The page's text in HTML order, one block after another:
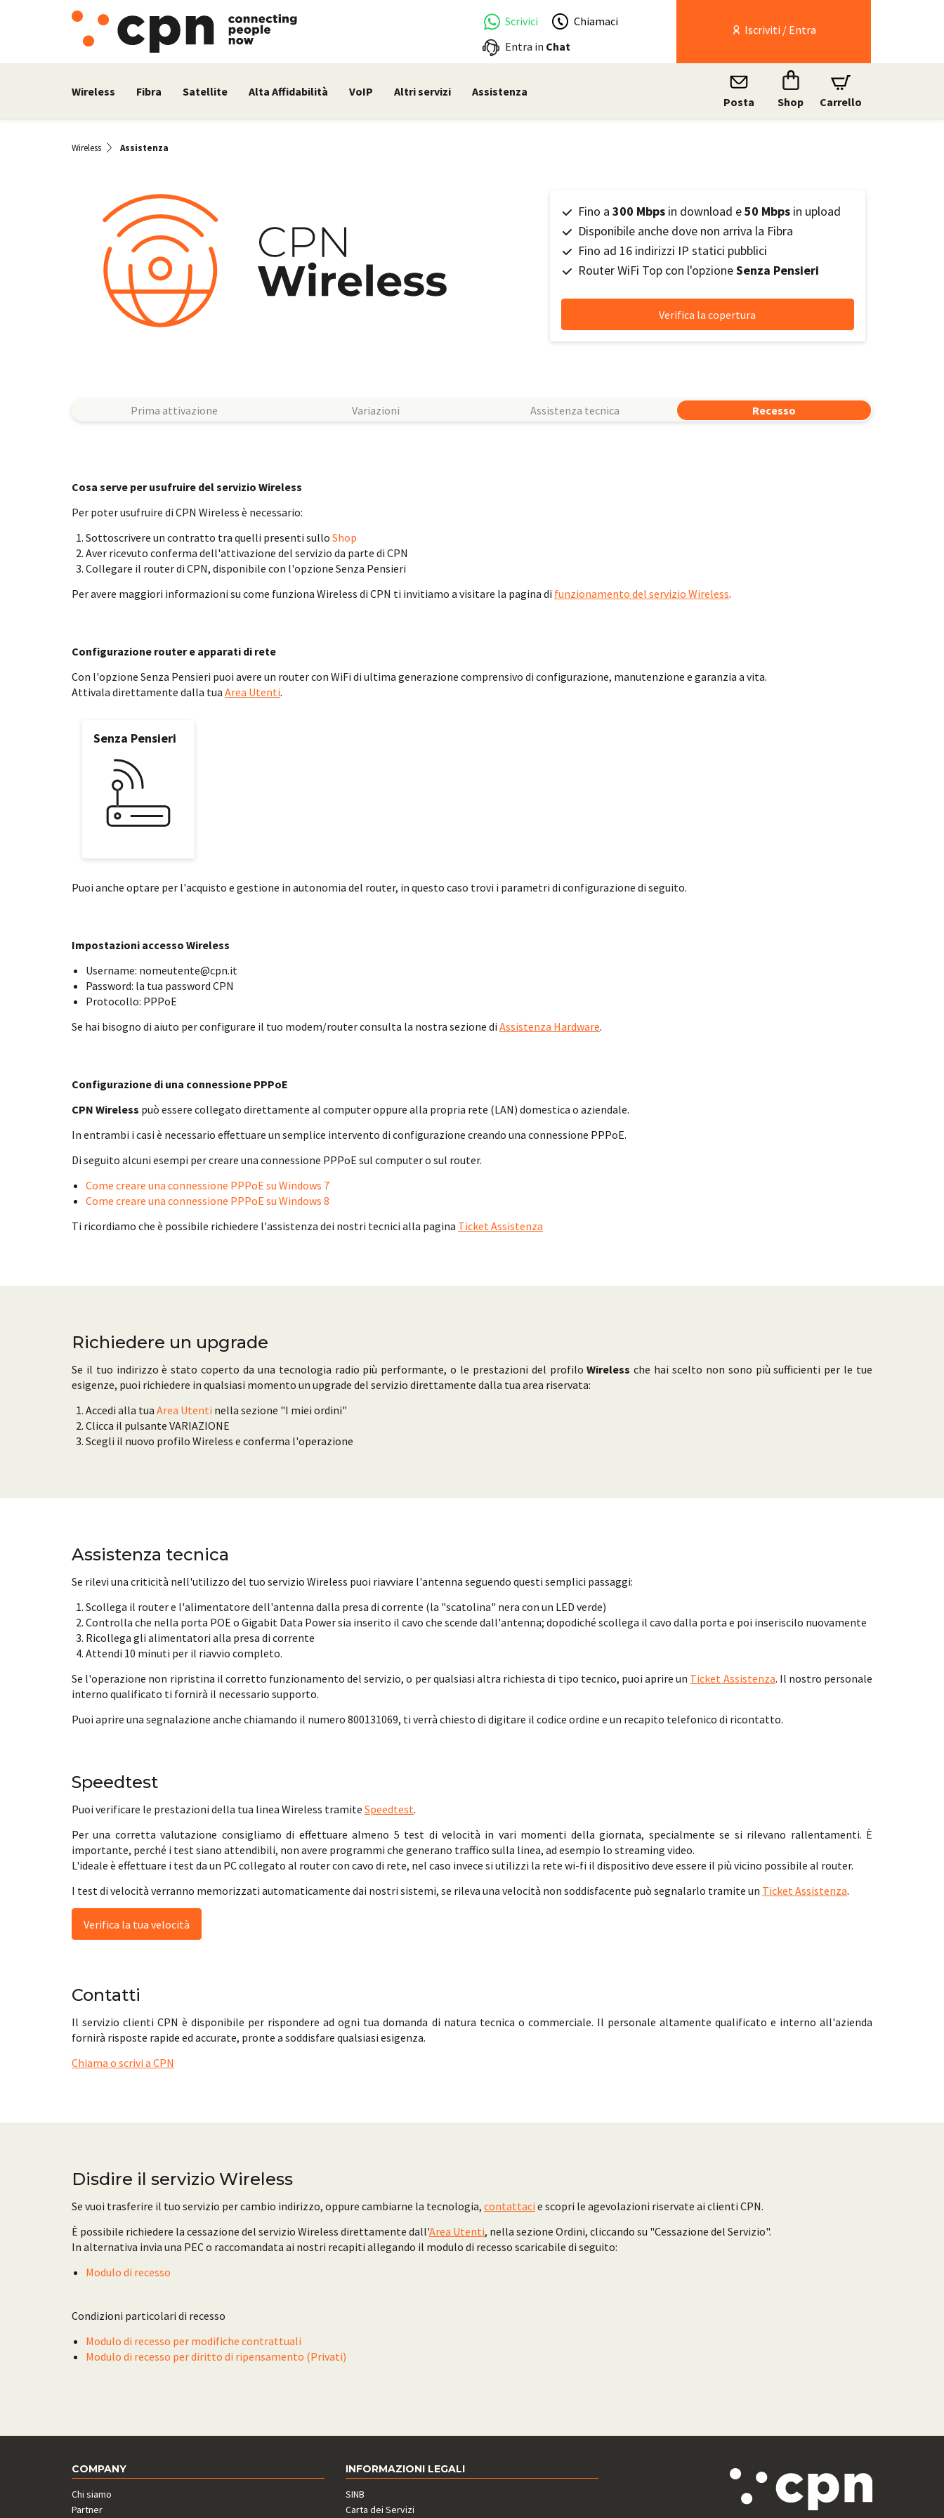
Scrivici
Chiamaci
Entra in Chat
Iscriviti / Entra
Wireless Fibra Satellite Alta Affidabilità VoIP Altri servizi Assistenza
Posta Shop Carrello
Wireless Assistenza
Fino a 300 Mbpsin download e50 Mbpsin upload
Disponibile anche dove non arriva la Fibra
Fino ad 16 indirizzi IP statici pubblici
Router WiFi Top con l'opzioneSenza Pensieri
Verifica la copertura
Prima attivazione Variazioni Assistenza tecnica Recesso
Cosa serve per usufruire del servizio Wireless
Per poter usufruire di CPN Wireless è necessario:
Sottoscrivere un contratto tra quelli presenti sullo Shop
Aver ricevuto conferma dell'attivazione del servizio da parte di CPN
Collegare il router di CPN, disponibile con l'opzione Senza Pensieri
Per avere maggiori informazioni su come funziona Wireless di CPN ti invitiamo a visitare la pagina di funzionamento del servizio Wireless.
Configurazione router e apparati di rete
Con l'opzione Senza Pensieri puoi avere un router con WiFi di ultima generazione comprensivo di configurazione, manutenzione e garanzia a vita.
Attivala direttamente dalla tua Area Utenti.
Senza Pensieri
Puoi anche optare per l'acquisto e gestione in autonomia del router, in questo caso trovi i parametri di configurazione di seguito.
Impostazioni accesso Wireless
Username: nomeutente@cpn.it
Password: la tua password CPN
Protocollo: PPPoE
Se hai bisogno di aiuto per configurare il tuo modem/router consulta la nostra sezione di Assistenza Hardware.
Configurazione di una connessione PPPoE
CPN Wireless può essere collegato direttamente al computer oppure alla propria rete (LAN) domestica o aziendale.
In entrambi i casi è necessario effettuare un semplice intervento di configurazione creando una connessione PPPoE.
Di seguito alcuni esempi per creare una connessione PPPoE sul computer o sul router.
Come creare una connessione PPPoE su Windows 7
Come creare una connessione PPPoE su Windows 8
Ti ricordiamo che è possibile richiedere l'assistenza dei nostri tecnici alla pagina Ticket Assistenza
Richiedere un upgrade
Se il tuo indirizzo è stato coperto da una tecnologia radio più performante, o le prestazioni del profiloWireless che hai scelto non sono più sufficienti per le tue
esigenze, puoi richiedere in qualsiasi momento un upgrade del servizio direttamente dalla tua area riservata:
Accedi alla tua Area Utenti nella sezione "I miei ordini"
Clicca il pulsante VARIAZIONE
Scegli il nuovo profilo Wireless e conferma l'operazione
Assistenza tecnica
Se rilevi una criticità nell'utilizzo del tuo servizio Wireless puoi riavviare l'antenna seguendo questi semplici passaggi:
Scollega il router e l'alimentatore dell'antenna dalla presa di corrente (la "scatolina" nera con un LED verde)
Controlla che nella porta POE o Gigabit Data Power sia inserito il cavo che scende dall'antenna; dopodiché scollega il cavo dalla porta e poi inseriscilo nuovamente
Ricollega gli alimentatori alla presa di corrente
Attendi 10 minuti per il riavvio completo.
Se l'operazione non ripristina il corretto funzionamento del servizio, o per qualsiasi altra richiesta di tipo tecnico, puoi aprire un Ticket Assistenza. Il nostro personale
interno qualificato ti fornirà il necessario supporto.
Puoi aprire una segnalazione anche chiamando il numero 800131069, ti verrà chiesto di digitare il codice ordine e un recapito telefonico di ricontatto.
Speedtest
Puoi verificare le prestazioni della tua linea Wireless tramite Speedtest.
Per una corretta valutazione consigliamo di effettuare almeno 5 test di velocità in vari momenti della giornata, specialmente se si rilevano rallentamenti. È
importante, perché i test siano attendibili, non avere programmi che generano traffico sulla linea, ad esempio lo streaming video.
L'ideale è effettuare i test da un PC collegato al router con cavo di rete, nel caso invece si utilizzi la rete wi-fi il dispositivo deve essere il più vicino possibile al router.
I test di velocità verranno memorizzati automaticamente dai nostri sistemi, se rileva una velocità non soddisfacente può segnalarlo tramite un Ticket Assistenza.
Verifica la tua velocità
Contatti
Il servizio clienti CPN è disponibile per rispondere ad ogni tua domanda di natura tecnica o commerciale. Il personale altamente qualificato e interno all'azienda
fornirà risposte rapide ed accurate, pronte a soddisfare qualsiasi esigenza.
Chiama o scrivi a CPN
Disdire il servizio Wireless
Se vuoi trasferire il tuo servizio per cambio indirizzo, oppure cambiarne la tecnologia, contattaci e scopri le agevolazioni riservate ai clienti CPN.
È possibile richiedere la cessazione del servizio Wireless direttamente dall'Area Utenti, nella sezione Ordini, cliccando su "Cessazione del Servizio".
In alternativa invia una PEC o raccomandata ai nostri recapiti allegando il modulo di recesso scaricabile di seguito:
Modulo di recesso
Condizioni particolari di recesso
Modulo di recesso per modifiche contrattuali
Modulo di recesso per diritto di ripensamento (Privati)
COMPANY
Chi siamo
Partner
INFORMAZIONI LEGALI
SINB
Carta dei Servizi